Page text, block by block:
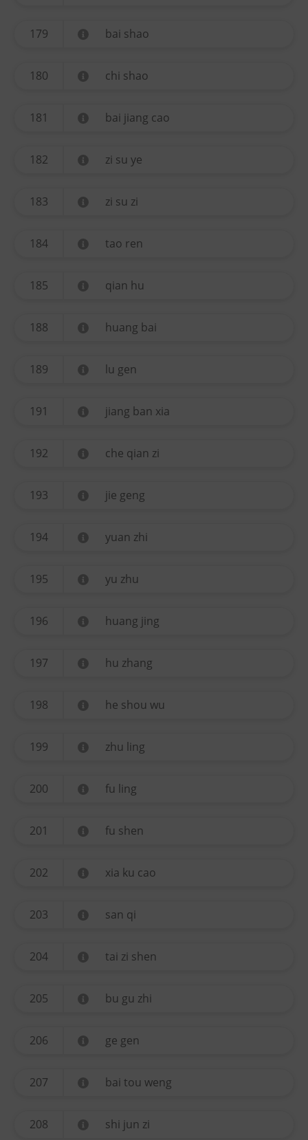
179 bai shao
180 chi shao
181 bai jiang cao
182 zi su ye
183 zi su zi
184 tao ren
185 qian hu
188 huang bai
189 lu gen
191 jiang ban xia
192 che qian zi
193 jie geng
194 yuan zhi
195 yu zhu
196 huang jing
197 hu zhang
198 he shou wu
199 zhu ling
200 fu ling
201 fu shen
202 xia ku cao
203 san qi
204 tai zi shen
205 bu gu zhi
206 ge gen
207 bai tou weng
208 shi jun zi